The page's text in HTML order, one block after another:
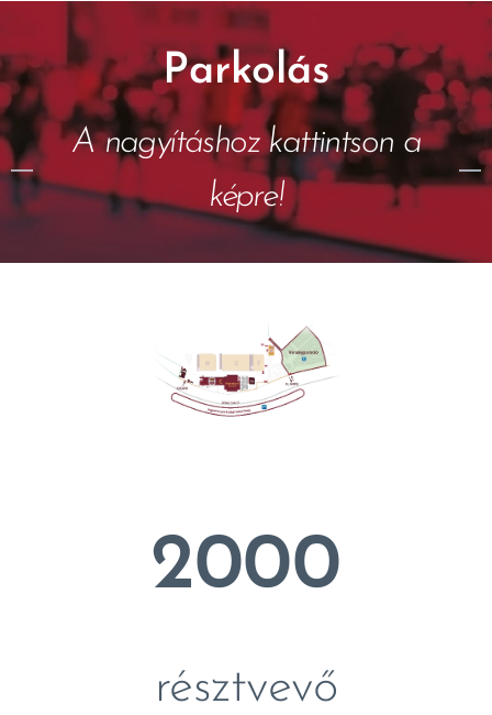
Parkolás
A nagyításhoz kattintson a
képre!
2000
résztvevő